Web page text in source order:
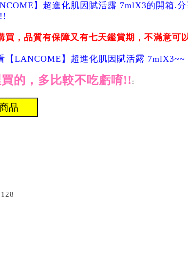
】超進化肌因賦活露 7mlX3的開箱.
買，品質有保障又有七天鑑賞期，不滿意可
【LANCOME】超進化肌因賦活露 7mlX3~~
的，多比較不吃虧唷!! :